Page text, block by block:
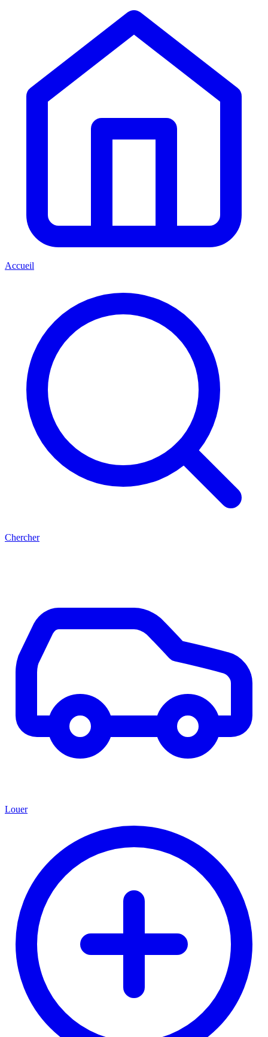
Accueil
Chercher
Louer